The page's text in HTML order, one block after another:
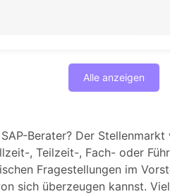
Alle anzeigen
Berater? Der Stellenmarkt
, Teilzeit-, Fach- oder
Fragestellungen im
sich überzeugen kannst.